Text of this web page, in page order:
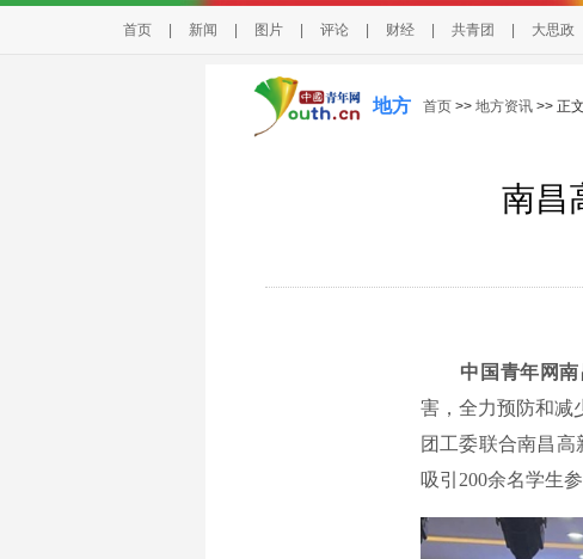
首页 新闻 图片 评论 财经 共青团 大思政
地方 首页 >> 地方资讯 >> 正文
南昌
中国青年网
害，全力预防和减
团工委联合南昌
吸引200余名学生参